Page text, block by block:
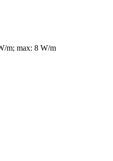
m; max: 8 W/m